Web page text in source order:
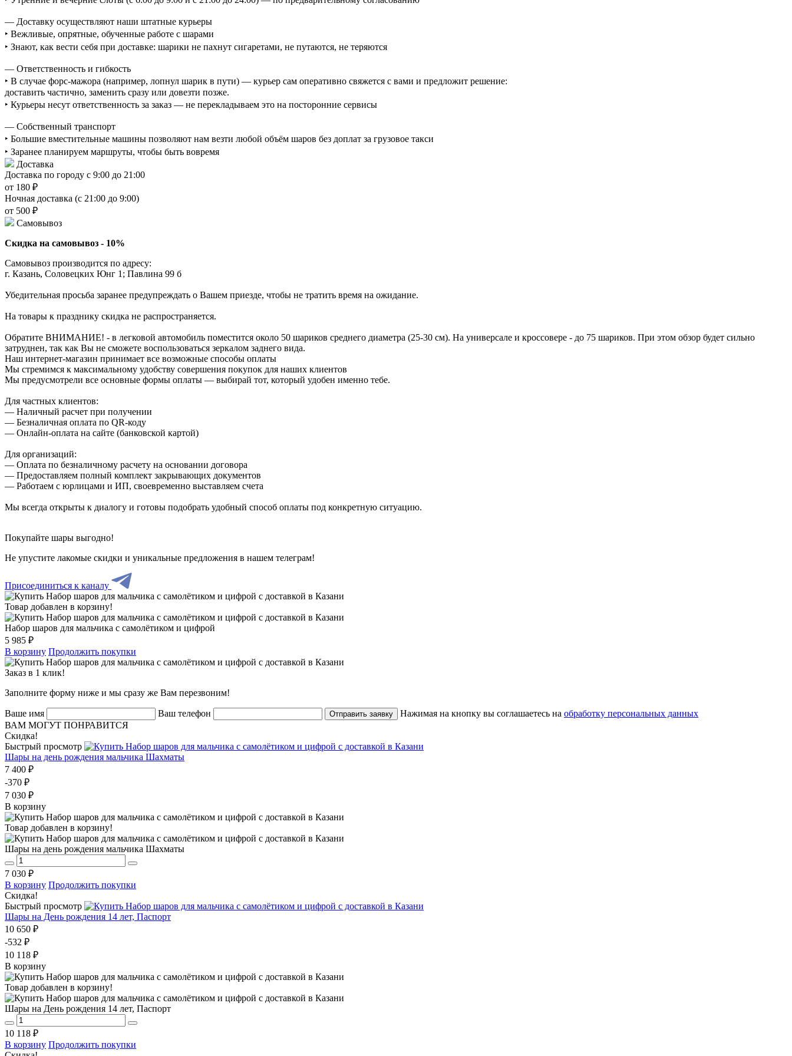
— Доставку осуществляют наши штатные курьеры
‣ Вежливые, опрятные, обученные работе с шарами
‣ Знают, как вести себя при доставке: шарики не пахнут сигаретами, не путаются, не теряются
— Ответственность и гибкость
‣ В случае форс-мажора (например, лопнул шарик в пути) — курьер сам оперативно свяжется с вами и предложит решение:
доставить частично, заменить сразу или довезти позже.
‣ Курьеры несут ответственность за заказ — не перекладываем это на посторонние сервисы
— Собственный транспорт
‣ Большие вместительные машины позволяют нам везти любой объём шаров без доплат за грузовое такси
‣ Заранее планируем маршруты, чтобы быть вовремя
Доставка
Доставка по городу с 9:00 до 21:00
от 180 ₽
Ночная доставка (с 21:00 до 9:00)
от 500 ₽
Самовывоз
Скидка на самовывоз - 10%
Самовывоз производится по адресу:
г. Казань, Соловецких Юнг 1; Павлина 99 б
Убедительная просьба заранее предупреждать о Вашем приезде, чтобы не тратить время на ожидание.
На товары к празднику скидка не распространяется.
Обратите ВНИМАНИЕ! - в легковой автомобиль поместится около 50 шариков среднего диаметра (25-30 см). На универсале и кроссовере - до 75 шариков. При этом обзор будет сильно
затруднен, так как Вы не сможете воспользоваться зеркалом заднего вида.
Наш интернет-магазин принимает все возможные способы оплаты
Мы стремимся к максимальному удобству совершения покупок для наших клиентов
Мы предусмотрели все основные формы оплаты — выбирай тот, который удобен именно тебе.
Для частных клиентов:
— Наличный расчет при получении
— Безналичная оплата по QR-коду
— Онлайн-оплата на сайте (банковской картой)
Для организаций:
— Оплата по безналичному расчету на основании договора
— Предоставляем полный комплект закрывающих документов
— Работаем с юрлицами и ИП, своевременно выставляем счета
Мы всегда открыты к диалогу и готовы подобрать удобный способ оплаты под конкретную ситуацию.
Покупайте шары выгодно!
Не упустите лакомые скидки и уникальные предложения в нашем телеграм!
Присоединиться к каналу
Товар добавлен в корзину!
Набор шаров для мальчика с самолётиком и цифрой
5 985 ₽
В корзину Продолжить покупки
Заказ в 1 клик!
Заполните форму ниже и мы сразу же Вам перезвоним!
Ваше имя Ваш телефон Отправить заявку Нажимая на кнопку вы соглашаетесь на обработку персональных данных
ВАМ МОГУТ ПОНРАВИТСЯ
Скидка!
Быстрый просмотр
Шары на день рождения мальчика Шахматы
7 400 ₽
-370 ₽
7 030 ₽
В корзину
Товар добавлен в корзину!
Шары на день рождения мальчика Шахматы
7 030 ₽
В корзину Продолжить покупки
Скидка!
Быстрый просмотр
Шары на День рождения 14 лет, Паспорт
10 650 ₽
-532 ₽
10 118 ₽
В корзину
Товар добавлен в корзину!
Шары на День рождения 14 лет, Паспорт
10 118 ₽
В корзину Продолжить покупки